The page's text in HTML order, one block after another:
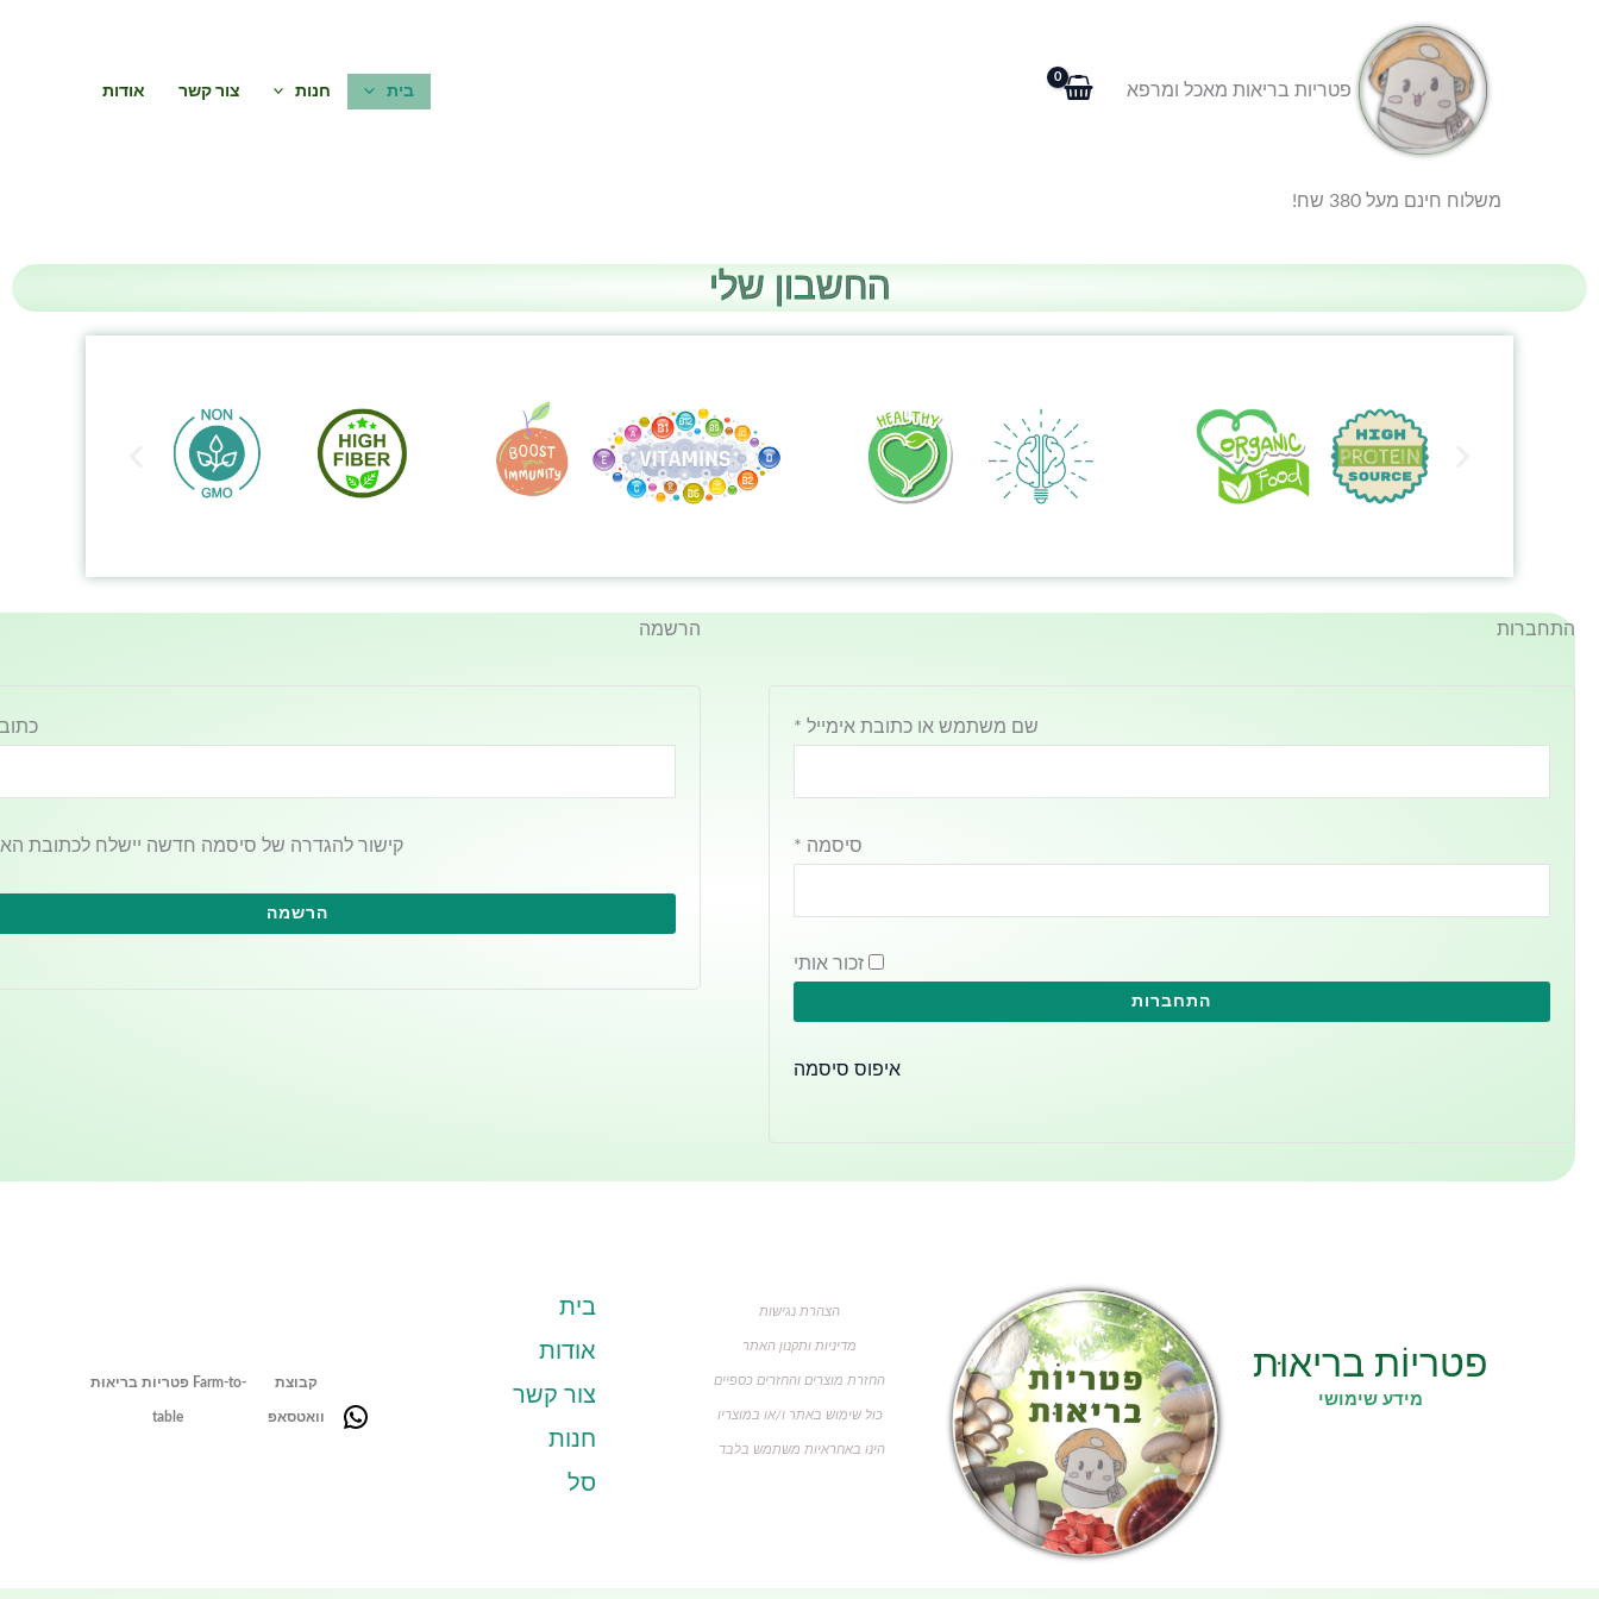
פטריות בריאות מאכל ומרפא בית חנות צור קשר אודות
משלוח חינם מעל 380 שח!
החשבון שלי
התחברות
שם משתמש או כתובת אימייל *
סיסמה *
זכור אותי
התחברות
איפוס סיסמה
הרשמה
קישור להגדרה של סיסמה חדשה יישלח לכתובת
הרשמה
פטריוֹת בריאוּת
מידע שימושי
הצהרת נגישות
מדיניות ותקנון האתר
החזרת מוצרים והחזרים כספיים
כול שימוש באתר ו/או במוצריו
הינו באחראיות משתמש בלבד
בית
אודות
צור קשר
חנות
סל
קבוצת
וואטסאפ
פטריוֹת בריאוּת Farm-to-
table